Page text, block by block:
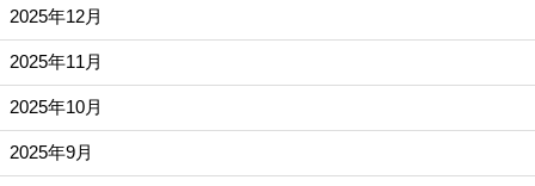
2025年12月
2025年11月
2025年10月
2025年9月